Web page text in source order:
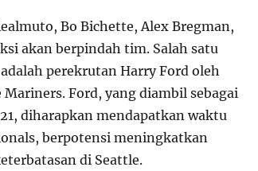
Bo Bichette, Alex Bregman,
akan berpindah tim. Salah satu
perekrutan Harry Ford oleh
Ford, yang diambil sebagai
diharapkan mendapatkan waktu
berpotensi meningkatkan
di Seattle.